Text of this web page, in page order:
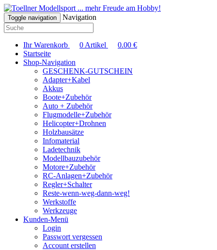
... mehr Freude am Hobby!
Toggle navigation Navigation
Ihr Warenkorb 0 Artikel 0.00 €
Startseite
Shop-Navigation
GESCHENK-GUTSCHEIN
Adapter+Kabel
Akkus
Boote+Zubehör
Auto + Zubehör
Flugmodelle+Zubehör
Helicopter+Drohnen
Holzbausätze
Infomaterial
Ladetechnik
Modellbauzubehör
Motore+Zubehör
RC-Anlagen+Zubehör
Regler+Schalter
Reste-wenn-weg-dann-weg!
Werkstoffe
Werkzeuge
Kunden-Menü
Login
Passwort vergessen
Account erstellen